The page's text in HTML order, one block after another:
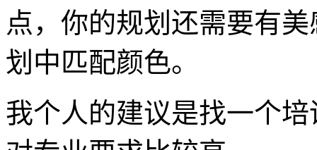
点，你的规划还需要有
划中匹配颜色。
我个人的建议是找一个